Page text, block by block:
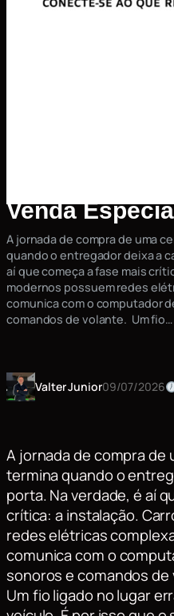
Venda
A jornada de compra de uma
quando o entregador deixa a
aí que começa a fase mais
modernos possuem redes
comunica com o computador
comandos de volante. Um fio…
Valter Junior09/07/2026
A jornada de compra de
termina quando o
porta. Na verdade, é aí
crítica: a instalação.
redes elétricas
comunica com o
sonoros e comandos de
Um fio ligado no lugar